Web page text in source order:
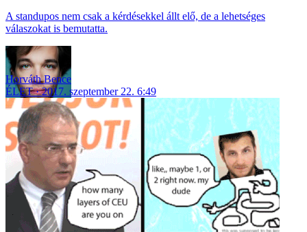
A standupos nem csak a kérdésekkel állt elő, de a lehetséges
válaszokat is bemutatta.
Horváth Bence
ÉLET
2017. szeptember 22. 6:49